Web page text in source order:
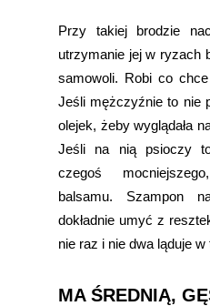
Przy takiej brodzie
utrzymanie jej w ryzach
samowoli. Robi co
Jeśli mężczyźnie to nie
olejek, żeby wyglądała
Jeśli na nią psioczy
czegoś
balsamu. Szampon
dokładnie umyć z
nie raz i nie dwa ląduje
MA ŚREDNIĄ,